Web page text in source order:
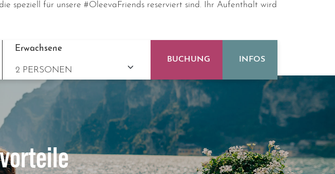
speziell für unsere #OleevaFriends reserviert sind. Ihr Aufenthalt wird
Erwachsene
BUCHUNG INFOS